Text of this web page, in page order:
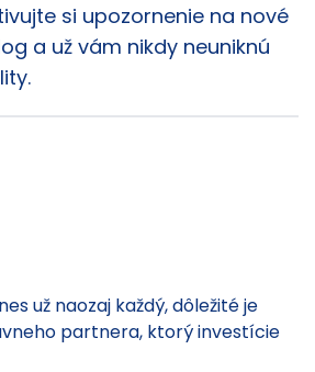
si upozornenie na nové
a už vám nikdy neuniknú
už naozaj každý, dôležité je
partnera, ktorý investície